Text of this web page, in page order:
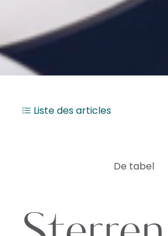
Liste des articles
De tabel